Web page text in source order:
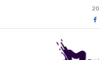
content